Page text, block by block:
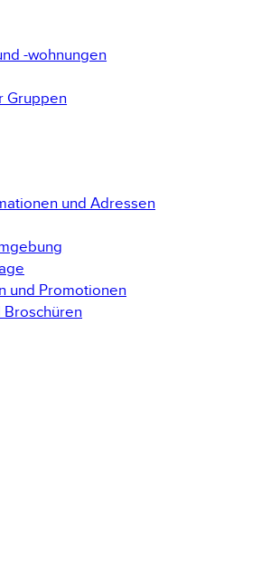
-wohnungen
Gruppen
und Adressen
und Promotionen